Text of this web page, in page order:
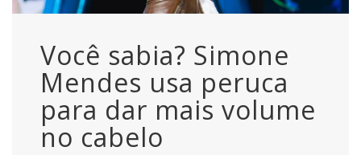
Você sabia? Simone
Mendes usa peruca
para dar mais volume
no cabelo